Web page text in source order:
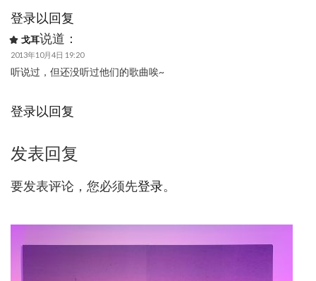
登录以回复
戈耳说道：
2013年10月4日 19:20
听说过，但还没听过他们的歌曲唉~
登录以回复
发表回复
要发表评论，您必须先登录。